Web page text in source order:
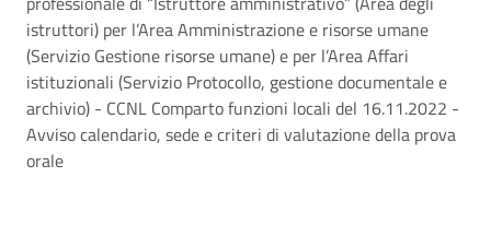
istruttori) per l’Area Amministrazione e risorse umane
(Servizio Gestione risorse umane) e per l’Area Affari
istituzionali (Servizio Protocollo, gestione documentale e
archivio) - CCNL Comparto funzioni locali del 16.11.2022 -
Avviso calendario, sede e criteri di valutazione della prova
orale